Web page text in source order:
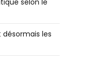
selon le
les